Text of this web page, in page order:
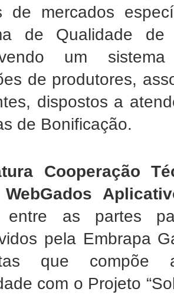
de mercados
de Qualidade
um
de produtores,
dispostos a
de Bonificação.
Cooperação
entre as partes
pela Embrapa
que compõe
com o Projeto